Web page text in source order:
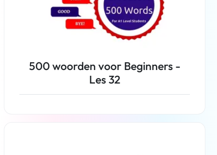
500 woorden voor Beginners -
Les 32